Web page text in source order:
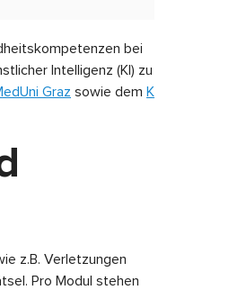
bei
Intelligenz (KI) zu
Graz sowie dem K
z.B. Verletzungen
Pro Modul stehen